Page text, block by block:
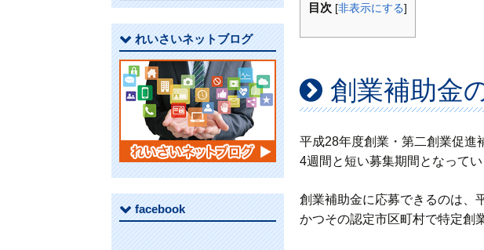
目次 [非表示にする]
創業補助金
平成28年度創業・第二創業促進
4週間と短い募集期間となってい
創業補助金に応募できるのは、
かつその認定市区町村で特定創
れいさいネットブログ
facebook